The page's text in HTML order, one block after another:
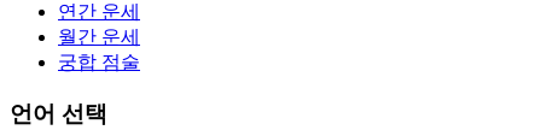
연간 운세
월간 운세
궁합 점술
언어 선택